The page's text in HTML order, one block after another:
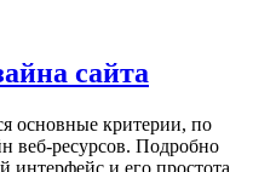
сайта
основные критерии, по
веб-ресурсов. Подробно
интерфейс и его простота